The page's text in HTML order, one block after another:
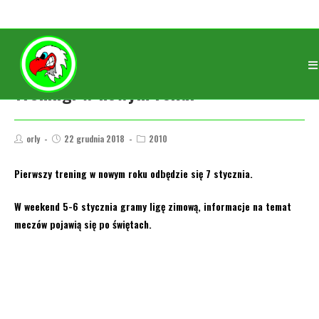
Treningi w nowym roku.
orly 22 grudnia 2018 2010
Pierwszy trening w nowym roku odbędzie się 7 stycznia.
W weekend 5-6 stycznia gramy ligę zimową, informacje na temat
meczów pojawią się po świętach.